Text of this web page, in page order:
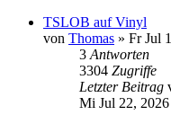
TSLOB auf Vinyl
von Thomas » Fr Jul
3 Antworten
3304 Zugriffe
Letzter Beitrag
Mi Jul 22,